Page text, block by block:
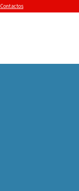
Contactos